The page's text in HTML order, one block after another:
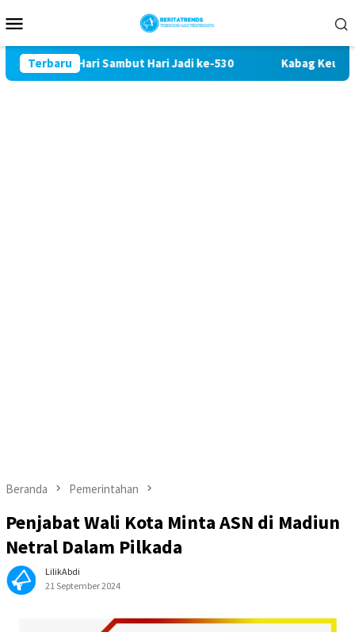
ke
Mobile
Terbaru
19 Hari Sambut Hari Jadi ke-530 Kabag Keuangan
Beranda Pemerintahan
Penjabat Wali Kota Minta ASN di Madiun
Netral Dalam Pilkada
LilikAbdi
21 September 2024